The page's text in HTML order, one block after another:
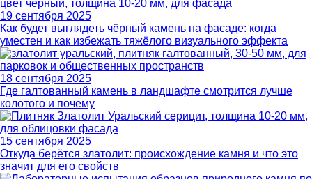
19 сентября 2025
Как будет выглядеть чёрный камень на фасаде: когда
уместен и как избежать тяжёлого визуального эффекта
18 сентября 2025
Где галтованный камень в ландшафте смотрится лучше
колотого и почему
15 сентября 2025
Откуда берётся златолит: происхождение камня и что это
значит для его свойств